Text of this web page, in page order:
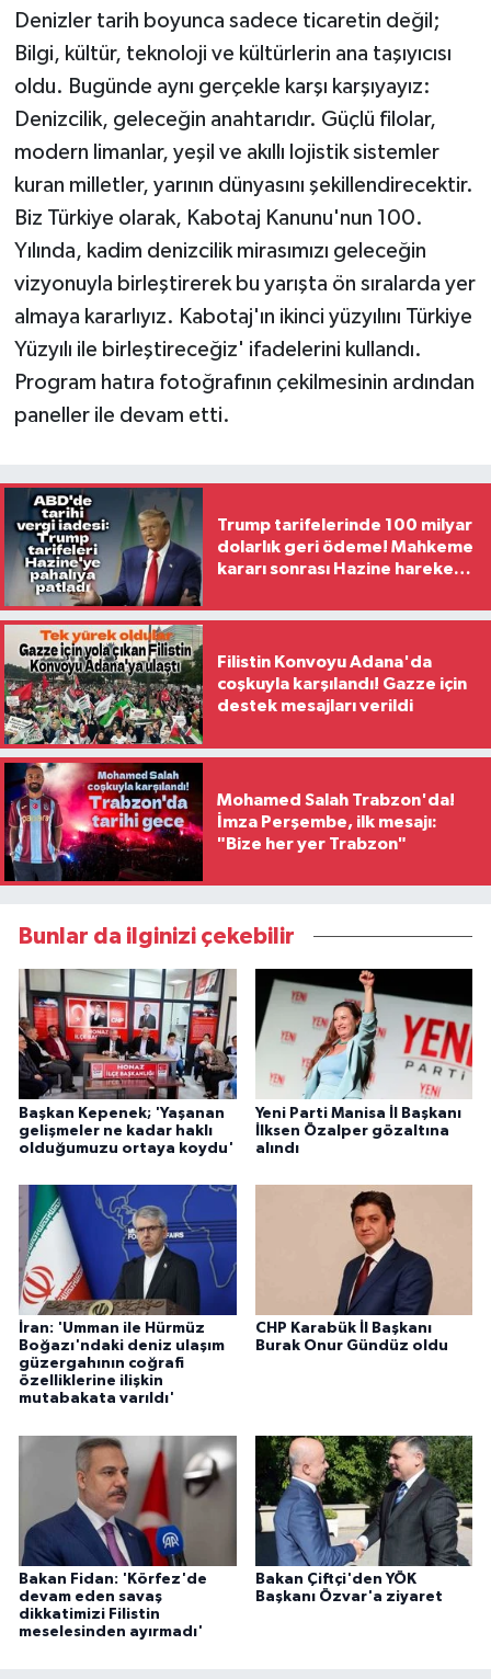
Denizler tarih boyunca sadece ticaretin değil;
Bilgi, kültür, teknoloji ve kültürlerin ana taşıyıcısı
oldu. Bugünde aynı gerçekle karşı karşıyayız:
Denizcilik, geleceğin anahtarıdır. Güçlü filolar,
modern limanlar, yeşil ve akıllı lojistik sistemler
kuran milletler, yarının dünyasını şekillendirecektir.
Biz Türkiye olarak, Kabotaj Kanunu'nun 100.
Yılında, kadim denizcilik mirasımızı geleceğin
vizyonuyla birleştirerek bu yarışta ön sıralarda yer
almaya kararlıyız. Kabotaj'ın ikinci yüzyılını Türkiye
Yüzyılı ile birleştireceğiz' ifadelerini kullandı.
Program hatıra fotoğrafının çekilmesinin ardından
paneller ile devam etti.
Trump tarifelerinde 100 milyar
dolarlık geri ödeme! Mahkeme
kararı sonrası Hazine harekete
Filistin Konvoyu Adana'da
coşkuyla karşılandı! Gazze için
destek mesajları verildi
Mohamed Salah Trabzon'da!
İmza Perşembe, ilk mesajı:
"Bize her yer Trabzon"
Bunlar da ilginizi çekebilir
Başkan Kepenek; 'Yaşanan
gelişmeler ne kadar haklı
olduğumuzu ortaya koydu'
Yeni Parti Manisa İl Başkanı
İlksen Özalper gözaltına
alındı
İran: 'Umman ile Hürmüz
Boğazı'ndaki deniz ulaşım
güzergahının coğrafi
özelliklerine ilişkin
mutabakata varıldı'
CHP Karabük İl Başkanı
Burak Onur Gündüz oldu
Bakan Fidan: 'Körfez'de
devam eden savaş
dikkatimizi Filistin
meselesinden ayırmadı'
Bakan Çiftçi'den YÖK
Başkanı Özvar'a ziyaret